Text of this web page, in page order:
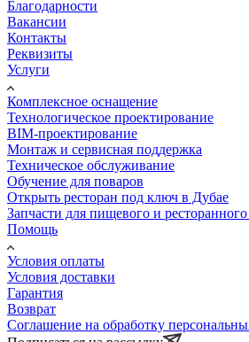
Благодарности
Вакансии
Контакты
Реквизиты
Услуги
Комплексное оснащение
Технологическое проектирование
BIM-проектирование
Монтаж и сервисная поддержка
Техническое обслуживание
Обучение для поваров
Открыть ресторан под ключ в Дубае
Запчасти для пищевого и
Помощь
Условия оплаты
Условия доставки
Гарантия
Возврат
Соглашение на обработку